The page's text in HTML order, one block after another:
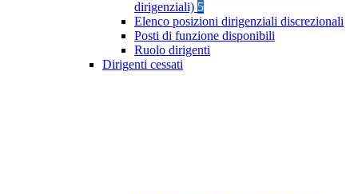
dirigenziali) 5
Elenco posizioni dirigenziali discrezionali
Posti di funzione disponibili
Ruolo dirigenti
Dirigenti cessati